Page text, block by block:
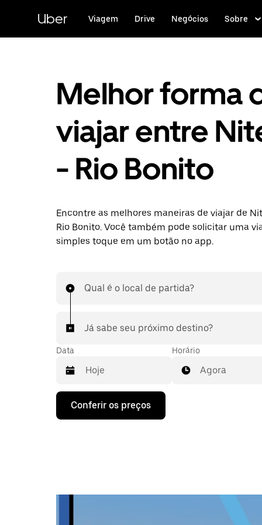
conteúdo
Uber Viagem Drive Negócios Sobre
Melhor forma
viajar entre
- Rio Bonito
Encontre as melhores maneiras de viajar de
Rio Bonito. Você também pode solicitar uma
simples toque em um botão no app.
Qual é o local de partida?
Já sabe seu próximo destino?
Data
Pressione
seta
calendário
Horário
Agora
Conferir os preços